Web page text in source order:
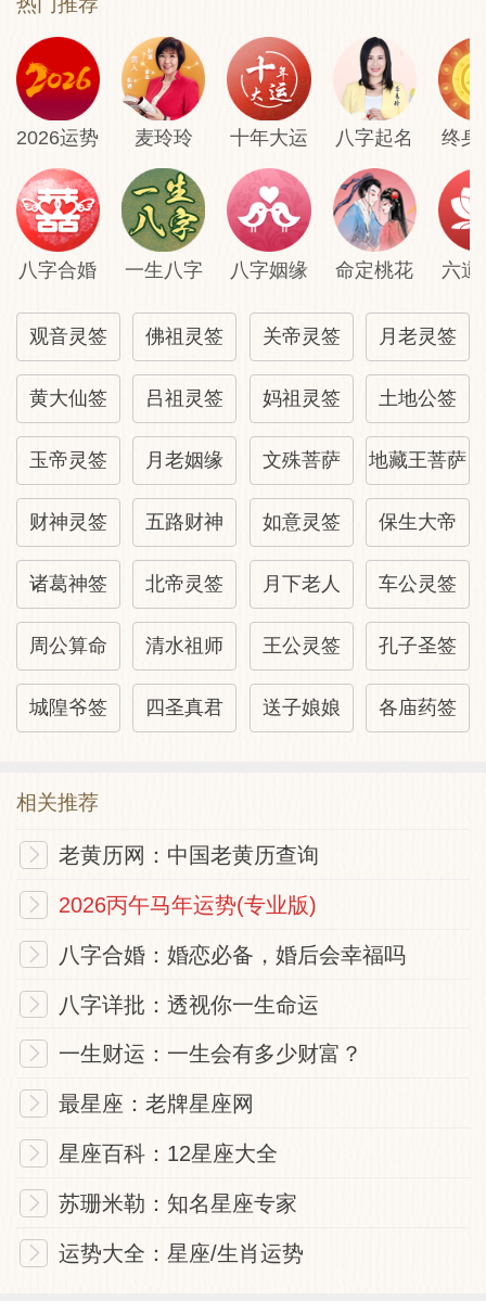
六畜→欠利
寻人→至
公讼→有理
移徙→吉
疾病→拜送兔年或属兔凶
山坟→大吉
观音灵签18:整体解译
太阳(属「阳」者)西下，月亮(属「阴」者)
东升。此意味，事情属于人性内在面发展
者，开始有利。
若属修行者，道业能有所获。
若属各行业经营者，内心得满足。属「阴」
者有利。
本签精髓
头。
凡事做事
世间的事情将之分为两类，一者代号称
「阴」，另者代号称「阳」。此签代表属
「阴」者开始走扬。
2026运势 麦玲玲 十年大运 八字起名 终身
八字合婚 一生八字 八字姻缘 命定桃花 六道
观音灵签 佛祖灵签 关帝灵签 月老灵签
黄大仙签 吕祖灵签 妈祖灵签 土地公签
玉帝灵签 月老姻缘 文殊菩萨 地藏王菩萨
财神灵签 五路财神 如意灵签 保生大帝
诸葛神签 北帝灵签 月下老人 车公灵签
周公算命 清水祖师 王公灵签 孔子圣签
城隍爷签 四圣真君 送子娘娘 各庙药签
相关推荐
老黄历网：中国老黄历查询
2026丙午马年运势(专业版)
八字合婚：婚恋必备，婚后会幸福吗
八字详批：透视你一生命运
一生财运：一生会有多少财富？
最星座：老牌星座网
星座百科：12星座大全
苏珊米勒：知名星座专家
运势大全：星座/生肖运势